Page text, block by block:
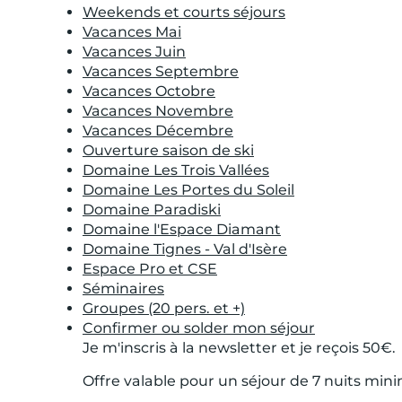
Weekends et courts séjours
Vacances Mai
Vacances Juin
Vacances Septembre
Vacances Octobre
Vacances Novembre
Vacances Décembre
Ouverture saison de ski
Domaine Les Trois Vallées
Domaine Les Portes du Soleil
Domaine Paradiski
Domaine l'Espace Diamant
Domaine Tignes - Val d'Isère
Espace Pro et CSE
Séminaires
Groupes (20 pers. et +)
Confirmer ou solder mon séjour
Je m'inscris à la newsletter et je reçois 50€.
Offre valable pour un séjour de 7 nuits